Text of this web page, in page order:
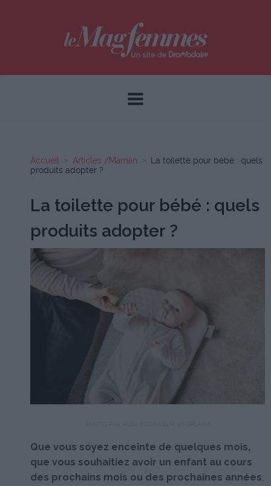
Accueil Articles /Maman
La toilette pour bébé : quels
produits adopter ?
La toilette pour bébé : quels
produits adopter ?
Que vous soyez enceinte de quelques mois,
que vous souhaitiez avoir un enfant au cours
des prochains mois ou des prochaines années,